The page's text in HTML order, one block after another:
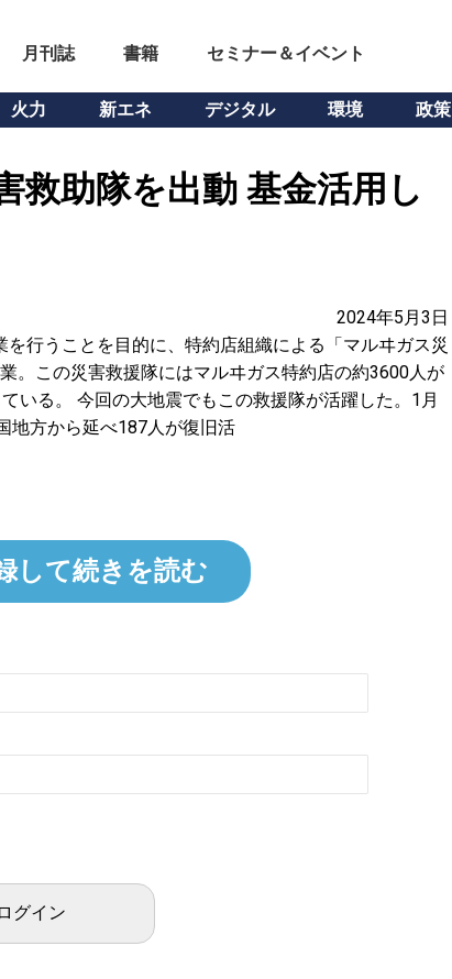
月刊誌 書籍 セミナー＆イベント
火力 新エネ デジタル 環境 政策
救助隊を出動 基金活用し
2024年5月3日
を行うことを目的に、特約店組織による「マルヰガス災
。この災害救援隊にはマルヰガス特約店の約3600人が
いる。 今回の大地震でもこの救援隊が活躍した。1月
地方から延べ187人が復旧活
して続きを読む